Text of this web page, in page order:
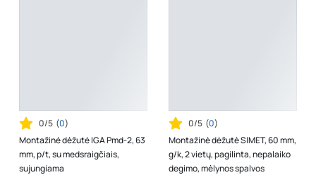
0/5 (0)
Montažinė dėžutė IGA Pmd-2, 63
mm, p/t, su medsraigčiais,
sujungiama
0/5 (0)
Montažinė dėžutė SIMET, 60 mm,
g/k, 2 vietų, pagilinta, nepalaiko
degimo, mėlynos spalvos